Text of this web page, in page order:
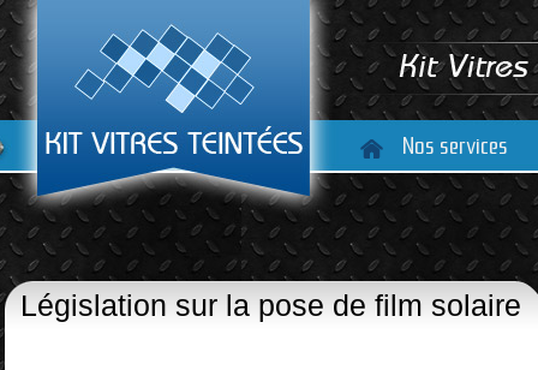
Nos services
Législation sur la pose de film solaire